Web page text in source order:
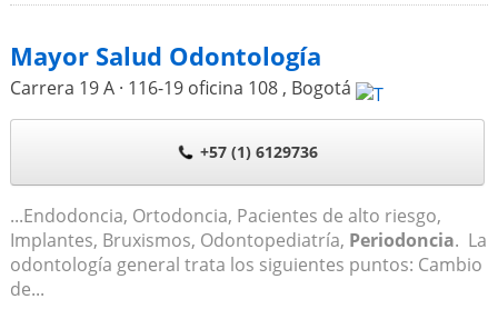
Mayor Salud Odontología
Carrera 19 A · 116-19 oficina 108 , Bogotá
+57 (1) 6129736
...Endodoncia, Ortodoncia, Pacientes de alto riesgo,
Implantes, Bruxismos, Odontopediatría, Periodoncia. La
odontología general trata los siguientes puntos: Cambio
de...